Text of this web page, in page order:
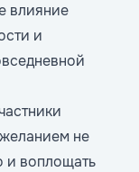
влияние
и
не
и воплощать